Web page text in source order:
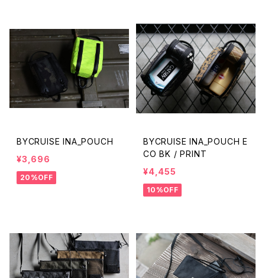
BYCRUISE INA_POUCH
¥3,696
20%OFF
BYCRUISE INA_POUCH E
CO BK / PRINT
¥4,455
10%OFF